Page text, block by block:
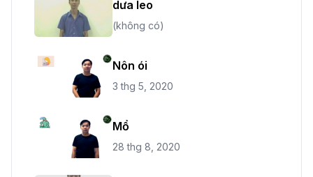
dưa leo
(không có)
Nôn ói
3 thg 5, 2020
Mổ
28 thg 8, 2020